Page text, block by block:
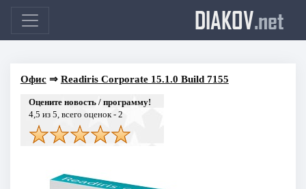
DIAKOV.net
Офис⇒ Readiris Corporate 15.1.0 Build 7155
Оцените новость / программу!
4,5 из 5, всего оценок - 2